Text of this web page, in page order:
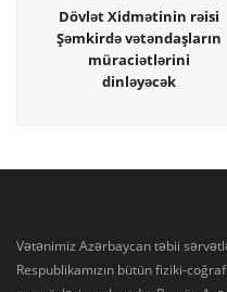
Dövlət Xidmətinin rəisi
Şəmkirdə vətəndaşların
müraciətlərini
dinləyəcək
Vətənimiz Azərbaycan təbii
Respublikamızın bütün fiziki-